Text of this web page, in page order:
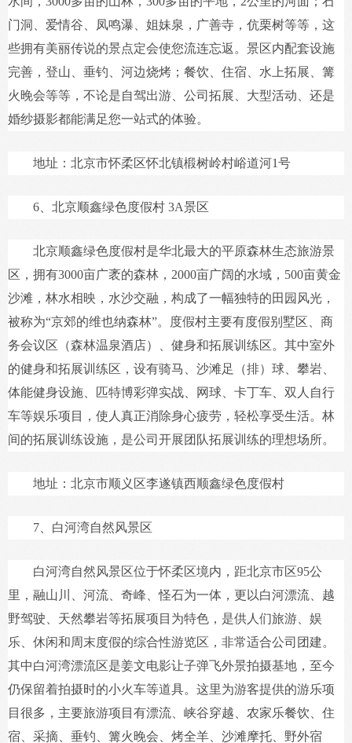
门洞、爱情谷、凤鸣瀑、姐妹泉，广善寺，伉栗树等等，这
些拥有美丽传说的景点定会使您流连忘返。景区内配套设施
完善，登山、垂钓、河边烧烤；餐饮、住宿、水上拓展、篝
火晚会等等，不论是自驾出游、公司拓展、大型活动、还是
婚纱摄影都能满足您一站式的体验。
地址：北京市怀柔区怀北镇椴树岭村峪道河1号
6、北京顺鑫绿色度假村 3A景区
北京顺鑫绿色度假村是华北最大的平原森林生态旅游景
区，拥有3000亩广袤的森林，2000亩广阔的水域，500亩黄金
沙滩，林水相映，水沙交融，构成了一幅独特的田园风光，
被称为“京郊的维也纳森林”。度假村主要有度假别墅区、商
务会议区（森林温泉酒店）、健身和拓展训练区。其中室外
的健身和拓展训练区，设有骑马、沙滩足（排）球、攀岩、
体能健身设施、匹特博彩弹实战、网球、卡丁车、双人自行
车等娱乐项目，使人真正消除身心疲劳，轻松享受生活。林
间的拓展训练设施，是公司开展团队拓展训练的理想场所。
地址：北京市顺义区李遂镇西顺鑫绿色度假村
7、白河湾自然风景区
白河湾自然风景区位于怀柔区境内，距北京市区95公
里，融山川、河流、奇峰、怪石为一体，更以白河漂流、越
野驾驶、天然攀岩等拓展项目为特色，是供人们旅游、娱
乐、休闲和周末度假的综合性游览区，非常适合公司团建。
其中白河湾漂流区是姜文电影让子弹飞外景拍摄基地，至今
仍保留着拍摄时的小火车等道具。这里为游客提供的游乐项
目很多，主要旅游项目有漂流、峡谷穿越、农家乐餐饮、住
宿、采摘、垂钓、篝火晚会、烤全羊、沙滩摩托、野外宿